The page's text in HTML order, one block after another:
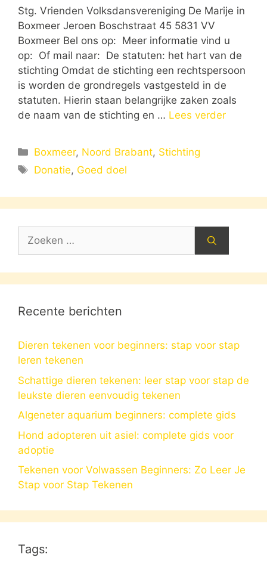
Stg. Vrienden Volksdansvereniging De Marije in
Boxmeer Jeroen Boschstraat 45 5831 VV
Boxmeer Bel ons op: Meer informatie vind u
op: Of mail naar: De statuten: het hart van de
stichting Omdat de stichting een rechtspersoon
is worden de grondregels vastgesteld in de
statuten. Hierin staan belangrijke zaken zoals
de naam van de stichting en … Lees verder
Categorieën
Boxmeer, Noord Brabant, Stichting
Tags
Donatie, Goed doel
Zoek
Recente berichten
Dieren tekenen voor beginners: stap voor stap
leren tekenen
Schattige dieren tekenen: leer stap voor stap de
leukste dieren eenvoudig tekenen
Algeneter aquarium beginners: complete gids
Hond adopteren uit asiel: complete gids voor
adoptie
Tekenen voor Volwassen Beginners: Zo Leer Je
Stap voor Stap Tekenen
Tags: